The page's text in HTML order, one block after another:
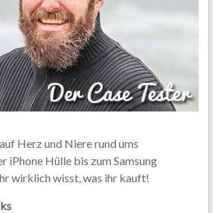
Herz und Niere rund ums
iPhone Hülle bis zum Samsung
wirklich wisst, was ihr kauft!